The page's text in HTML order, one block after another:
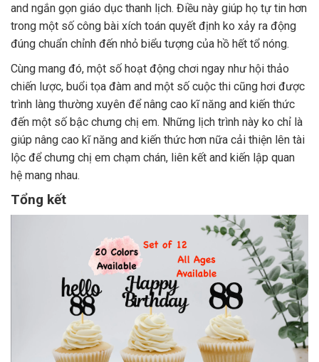
and ngắn gọn giáo dục thanh lịch. Điều này giúp họ tự tin hơn
trong một số công bài xích toán quyết định ko xảy ra động
đúng chuẩn chỉnh đến nhỏ biểu tượng của hồ hết tổ nóng.
Cùng mang đó, một số hoạt động chơi ngay như hội thảo
chiến lược, buổi tọa đàm and một số cuộc thi cũng hơi được
trình làng thường xuyên để nâng cao kĩ năng and kiến thức
đến một số bậc chưng chị em. Những lịch trình này ko chỉ là
giúp nâng cao kĩ năng and kiến thức hơn nữa cải thiện lên tài
lộc để chưng chị em chạm chán, liên kết and kiến lập quan
hệ mang nhau.
Tổng kết